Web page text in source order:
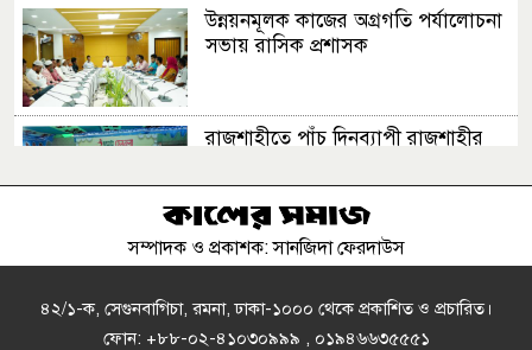
উন্নয়নমূলক কাজের অগ্রগতি পর্যালোচনা
সভায় রাসিক প্রশাসক
রাজশাহীতে পাঁচ দিনব্যাপী রাজশাহীর
এসএসসির ফল ১০ আগস্ট, দেখবেন
সম্পাদক ও প্রকাশক: সানজিদা ফেরদাউস
৪২/১-ক, সেগুনবাগিচা, রমনা, ঢাকা-১০০০ থেকে প্রকাশিত ও প্রচারিত।
ফোন: +৮৮-০২-৪১০৩০৯৯৯ , ০১৯৪৬৬৩৫৫৫১